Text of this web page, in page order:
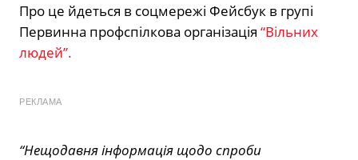
Про це йдеться в соцмережі Фейсбук в групі
Первинна профспілкова організація “Вільних
людей”.
РЕКЛАМА
“Нещодавня інформація щодо спроби